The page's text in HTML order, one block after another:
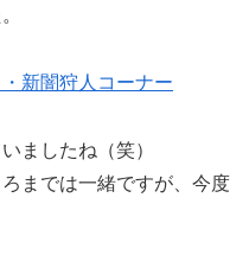
新闇狩人コーナー
ましたね（笑）
までは一緒ですが、今度